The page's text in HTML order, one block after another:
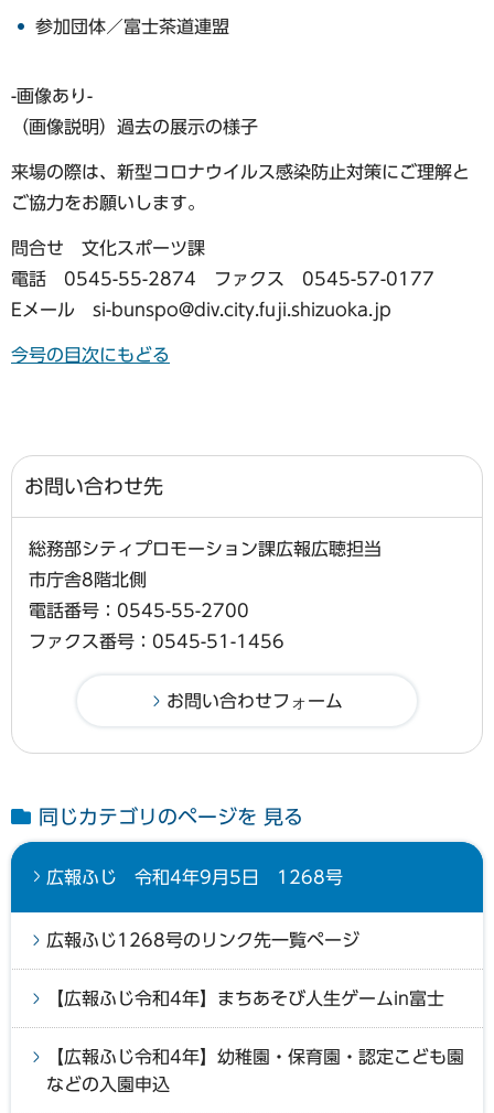
参加団体／富士茶道連盟
-画像あり-
（画像説明）過去の展示︎の様子
来場の際は、新型コロナウイルス感染防止対策にご理解と
ご協力をお願いします。
問合せ 文化スポーツ課
電話 0545-55-2874 ファクス 0545-57-0177
Eメール si-bunspo@div.city.fuji.shizuoka.jp
今号の目次にもどる
お問い合わせ先
総務部シティプロモーション課広報広聴担当
市庁舎8階北側
電話番号：0545-55-2700
ファクス番号：0545-51-1456
同じカテゴリのページを 見る
広報ふじ 令和4年9月5日 1268号
広報ふじ1268号のリンク先一覧ページ
【広報ふじ令和4年】まちあそび人生ゲームin富士
【広報ふじ令和4年】幼稚園・保育園・認定こども園
などの入園申込